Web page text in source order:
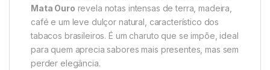
Mata Ouro revela notas intensas de terra, madeira,
café e um leve dulçor natural, característico dos
tabacos brasileiros. É um charuto que se impõe, ideal
para quem aprecia sabores mais presentes, mas sem
perder elegância.